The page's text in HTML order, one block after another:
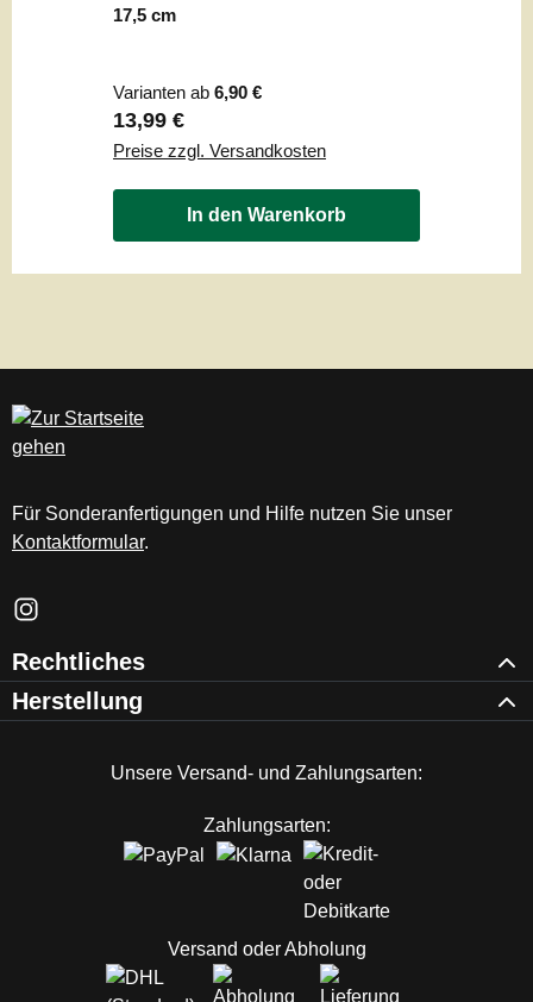
17,5 cm
Varianten ab 6,90 €
Regulärer Preis:
13,99 €
Preise zzgl. Versandkosten
In den Warenkorb
Für Sonderanfertigungen und Hilfe nutzen Sie unser
Kontaktformular.
Schau auf Instagram vorbei – öffnet in neuem Tab (externer
Rechtliches
Herstellung
Unsere Versand- und Zahlungsarten:
Zahlungsarten:
Versand oder Abholung